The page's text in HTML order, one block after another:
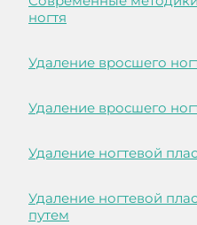
ногтя
Удаление вросшего
Удаление вросшего
Удаление ногтевой
Удаление ногтевой
путем